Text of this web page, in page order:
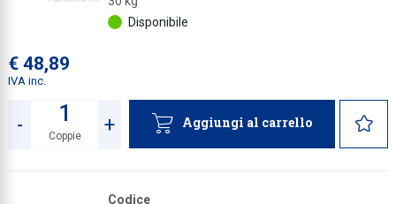
Disponibile
€ 48,89
IVA inc.
-
Quantità
+
Coppie
Aggiungi al carrello
Codice